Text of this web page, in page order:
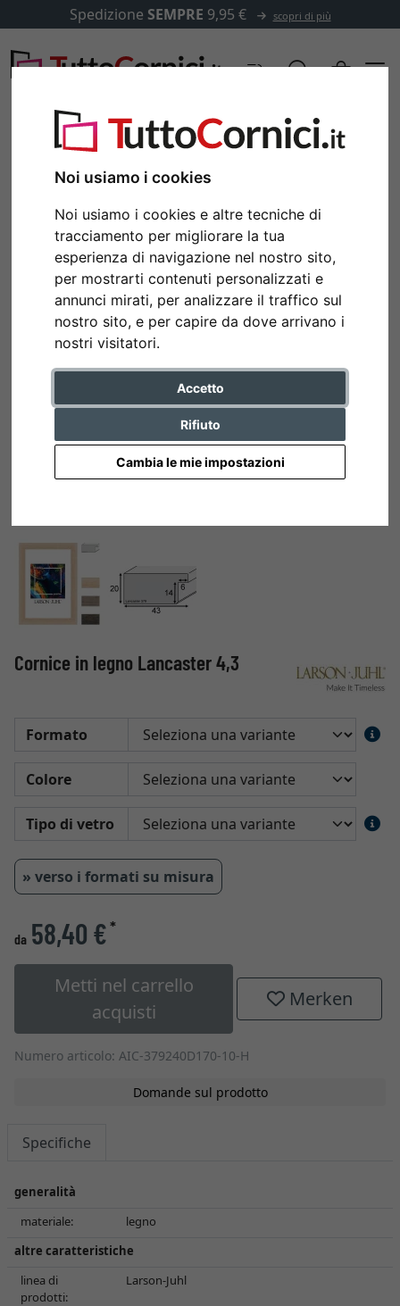
Noi usiamo i cookies
Noi usiamo i cookies e altre tecniche di
tracciamento per migliorare la tua
esperienza di navigazione nel nostro sito,
per mostrarti contenuti personalizzati e
annunci mirati, per analizzare il traffico sul
nostro sito, e per capire da dove arrivano i
nostri visitatori.
Accetto
Rifiuto
Cambia le mie impostazioni
Spedizione SEMPRE 9,95 € scopri di più
Indietro
Cornice in legno Lancaster 4,3
Formato
Colore
Tipo di vetro
» verso i formati su misura
da 58,40 €*
Metti nel carrello
acquisti
Merken
Numero articolo: AIC-379240D170-10-H
Domande sul prodotto
Specifiche
generalità
materiale:
legno
altre caratteristiche
linea di
prodotti:
Larson-Juhl